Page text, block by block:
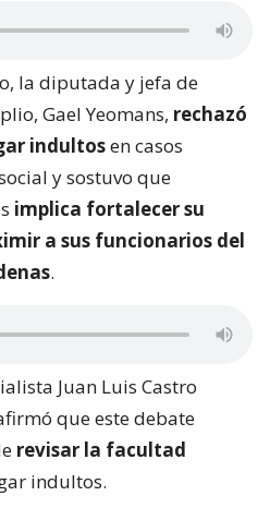
la diputada y jefa de
Gael Yeomans, rechazó
indultosen casos
y sostuvo que
implica fortalecer su
a sus funcionarios del
.
Juan Luis Castro
que este debate
revisar la facultad
indultos.